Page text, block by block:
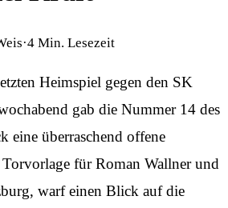
·4 Min. Lesezeit
Heimspiel gegen den SK
gab die Nummer 14 des
eine überraschend offene
für Roman Wallner und
warf einen Blick auf die